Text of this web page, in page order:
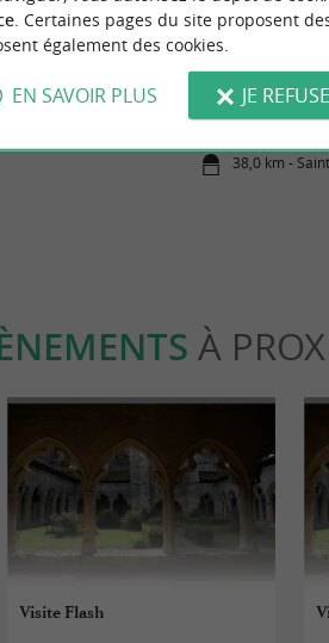
Saintes Que faire en
38,0 km -
À
Visite Flash
. Certaines pages du site proposent
également des cookies.
EN SAVOIR PLUS JE REFUSE